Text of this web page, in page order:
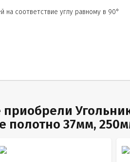
на соответствие углу равному в 90°
37мм,